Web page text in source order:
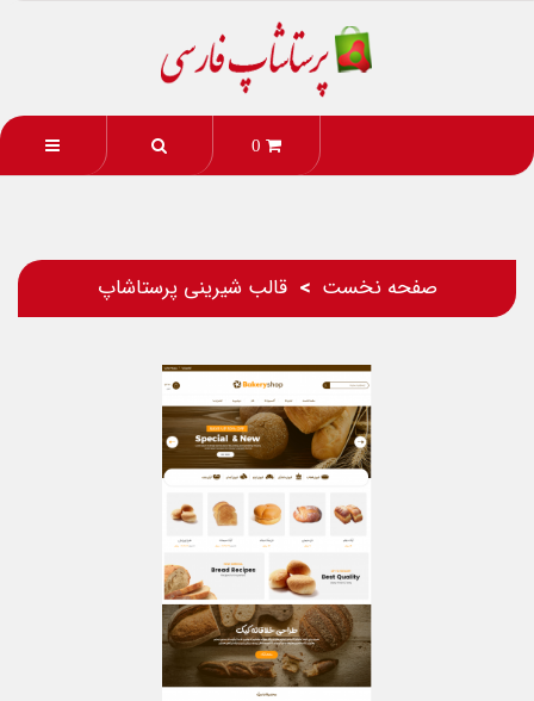
0
صفحه نخست قالب شیرینی پرستاشاپ